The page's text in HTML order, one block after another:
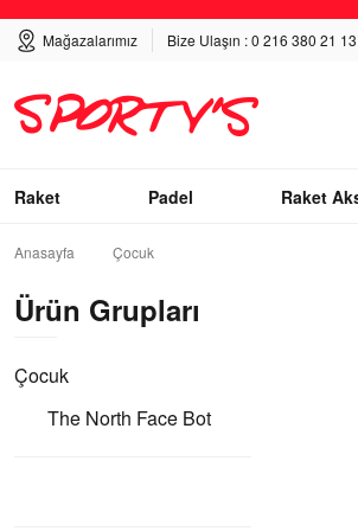
Mağazalarımız Bize Ulaşın : 0 216 380 21 13
Raket Padel Raket
Anasayfa Çocuk
Ürün Grupları
Çocuk
The North Face Bot